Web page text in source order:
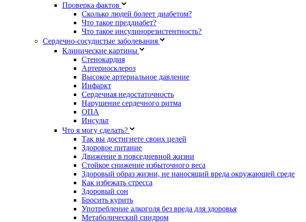
Проверка фактов
Сколько людей болеет диабетом?
Что такое преддиабет?
Что такое инсулинорезистентность?
Сердечно-сосудистые заболевания
Клинические картины
Стенокардия
Артериосклероз
Высокое артериальное давление
Инфаркт
Сердечная недостаточность
Нарушение сердечного ритма
ОПА
Инсульт
Что я могу сделать?
Так вы достигнете своих целей
Здоровое питание
Движение в повседневной жизни
Стойкое снижение избыточного веса
Здоровый образ жизни, не наносящий вреда окружающей среде
Как избежать стресса
Здоровый сон
Бросить курить
Употребление алкоголя без вреда для здоровья
Метаболический синдром